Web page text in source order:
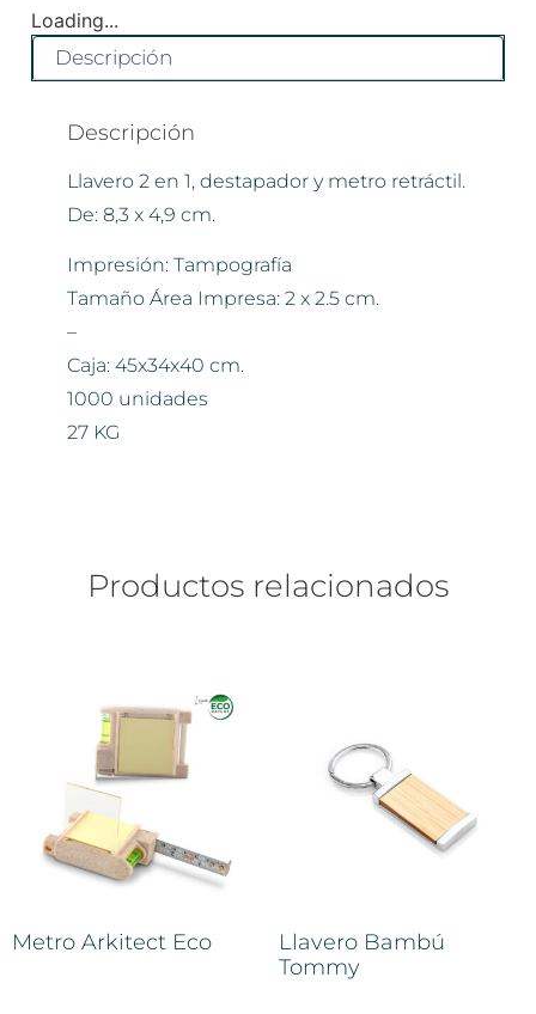
Loading...
Descripción
Descripción
Llavero 2 en 1, destapador y metro retráctil.
De: 8,3 x 4,9 cm.
Impresión: Tampografía
Tamaño Área Impresa: 2 x 2.5 cm.
–
Caja: 45x34x40 cm.
1000 unidades
27 KG
Productos relacionados
Metro Arkitect Eco
Llavero Bambú
Tommy